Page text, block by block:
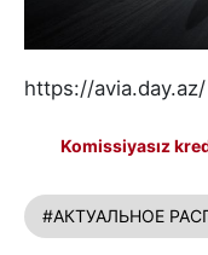
https://avia.day.az/
Komissiyasız
#АКТУАЛЬНОЕ